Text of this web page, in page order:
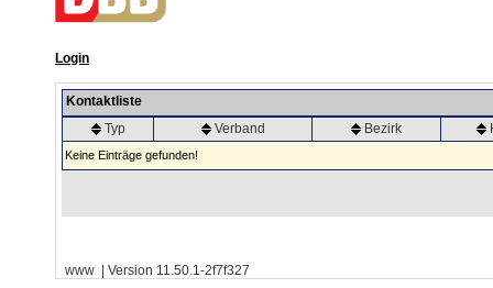
Login
Kontaktliste
Typ
Verband Bezirk
Keine Einträge gefunden!
www | Version 11.50.1-2f7f327